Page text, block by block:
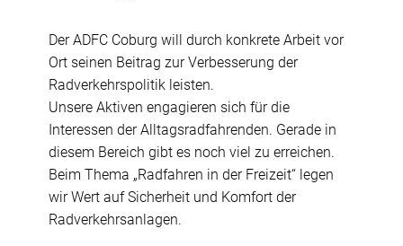
Der ADFC Coburg will durch konkrete Arbeit vor
Ort seinen Beitrag zur Verbesserung der
Radverkehrspolitik leisten.
Unsere Aktiven engagieren sich für die
Interessen der Alltagsradfahrenden. Gerade in
diesem Bereich gibt es noch viel zu erreichen.
Beim Thema „Radfahren in der Freizeit“ legen
wir Wert auf Sicherheit und Komfort der
Radverkehrsanlagen.